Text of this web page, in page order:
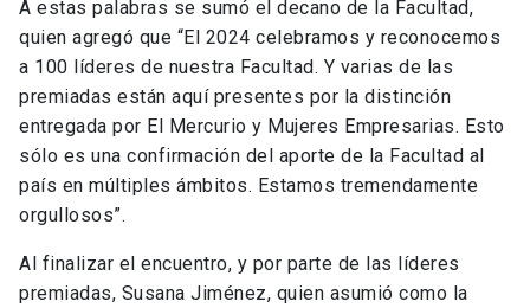
A estas palabras se sumó el decano de la Facultad,
quien agregó que “El 2024 celebramos y reconocemos
a 100 líderes de nuestra Facultad. Y varias de las
premiadas están aquí presentes por la distinción
entregada por El Mercurio y Mujeres Empresarias. Esto
sólo es una confirmación del aporte de la Facultad al
país en múltiples ámbitos. Estamos tremendamente
orgullosos”.
Al finalizar el encuentro, y por parte de las líderes
premiadas, Susana Jiménez, quien asumió como la